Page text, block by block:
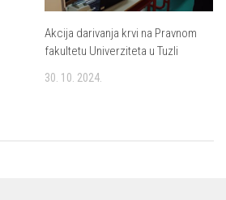
Akcija darivanja krvi na Pravnom
fakultetu Univerziteta u Tuzli
30. 10. 2024.